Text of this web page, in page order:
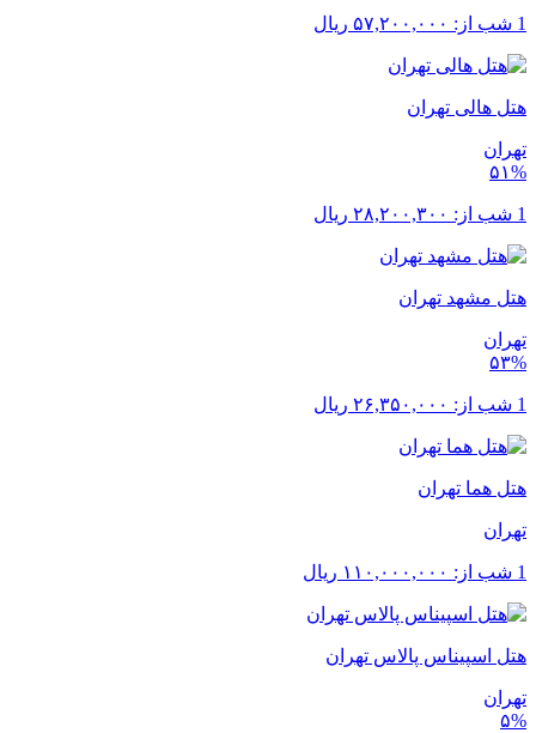
1 شب از: ۵۷,۲۰۰,۰۰۰ ریال
هتل هالی تهران
تهران
۵۱%
1 شب از: ۲۸,۲۰۰,۳۰۰ ریال
هتل مشهد تهران
تهران
۵۳%
1 شب از: ۲۶,۳۵۰,۰۰۰ ریال
هتل هما تهران
تهران
1 شب از: ۱۱۰,۰۰۰,۰۰۰ ریال
هتل اسپیناس پالاس تهران
تهران
۵%